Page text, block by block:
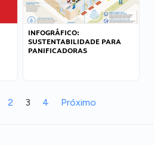
INFOGRÁFICO:
SUSTENTABILIDADE PARA
PANIFICADORAS
2 3 4 Próximo